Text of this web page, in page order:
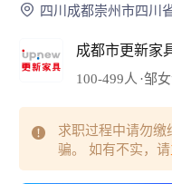
四川成都崇州市四川
成都市更新家
100-499人 ·邹
求职过程中请勿缴
骗。 如有不实，请